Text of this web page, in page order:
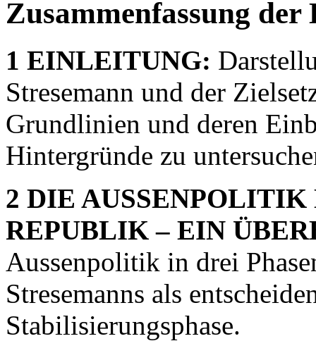
Zusammenfassung der
1 EINLEITUNG:
Stresemann und der
Grundlinien und deren
Hintergründe zu
2 DIE
REPUBLIK – EIN
Aussenpolitik in drei
Stresemanns als
Stabilisierungsphase.